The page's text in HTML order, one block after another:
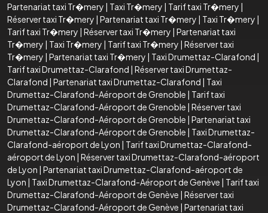
Partenariat taxi Tr�mery | Taxi Tr�mery | Tarif taxi Tr�mery |
Réserver taxi Tr�mery | Partenariat taxi Tr�mery | Taxi Tr�mery |
Tarif taxi Tr�mery | Réserver taxi Tr�mery | Partenariat taxi
Tr�mery | Taxi Tr�mery | Tarif taxi Tr�mery | Réserver taxi
Tr�mery | Partenariat taxi Tr�mery | Taxi Drumettaz-Clarafond |
Tarif taxi Drumettaz-Clarafond | Réserver taxi Drumettaz-
Clarafond | Partenariat taxi Drumettaz-Clarafond | Taxi
Drumettaz-Clarafond-Aéroport de Grenoble | Tarif taxi
Drumettaz-Clarafond-Aéroport de Grenoble | Réserver taxi
Drumettaz-Clarafond-Aéroport de Grenoble | Partenariat taxi
Drumettaz-Clarafond-Aéroport de Grenoble | Taxi Drumettaz-
Clarafond-aéroport de Lyon | Tarif taxi Drumettaz-Clarafond-
aéroport de Lyon | Réserver taxi Drumettaz-Clarafond-aéroport
de Lyon | Partenariat taxi Drumettaz-Clarafond-aéroport de
Lyon | Taxi Drumettaz-Clarafond-Aéroport de Genève | Tarif taxi
Drumettaz-Clarafond-Aéroport de Genève | Réserver taxi
Drumettaz-Clarafond-Aéroport de Genève | Partenariat taxi